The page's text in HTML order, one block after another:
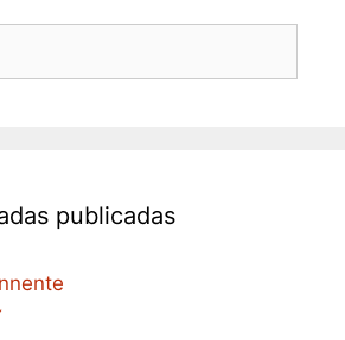
publicadas